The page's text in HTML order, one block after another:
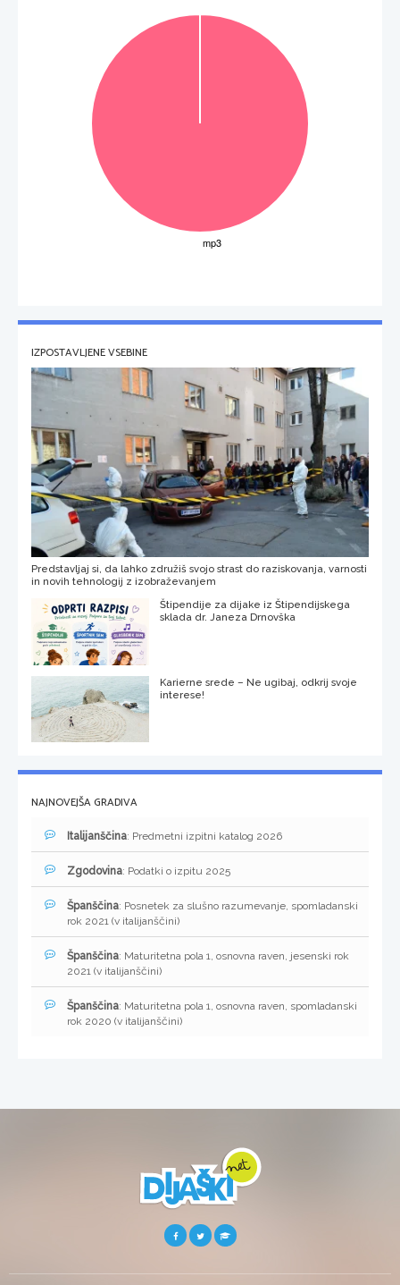
IZPOSTAVLJENE VSEBINE
Predstavljaj si, da lahko združiš svojo strast do raziskovanja, varnosti
in novih tehnologij z izobraževanjem
Štipendije za dijake iz Štipendijskega
sklada dr. Janeza Drnovška
Karierne srede – Ne ugibaj, odkrij svoje
interese!
NAJNOVEJŠA GRADIVA
Italijanščina: Predmetni izpitni katalog 2026
Zgodovina: Podatki o izpitu 2025
Španščina: Posnetek za slušno razumevanje, spomladanski
rok 2021 (v italijanščini)
Španščina: Maturitetna pola 1, osnovna raven, jesenski rok
2021 (v italijanščini)
Španščina: Maturitetna pola 1, osnovna raven, spomladanski
rok 2020 (v italijanščini)